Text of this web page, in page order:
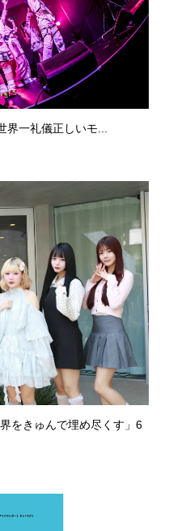
一礼儀正しいモ...
をきゅんで埋め尽くす」6